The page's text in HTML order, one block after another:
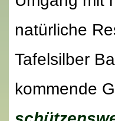
natürliche
Tafelsilber
kommende